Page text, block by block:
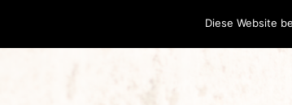
Diese Website